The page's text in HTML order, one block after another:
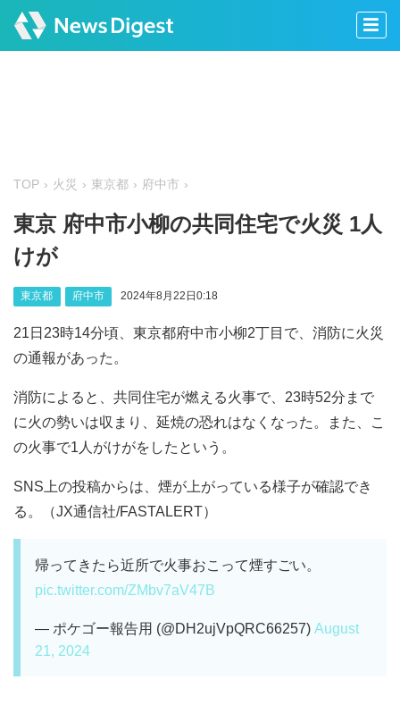
TOP 火災 東京都 府中市
東京 府中市小柳の共同住宅で火災 1人
けが
東京都 府中市 2024年8月22日0:18
21日23時14分頃、東京都府中市小柳2丁目で、消防に火災
の通報があった。
消防によると、共同住宅が燃える火事で、23時52分まで
に火の勢いは収まり、延焼の恐れはなくなった。また、こ
の火事で1人がけがをしたという。
SNS上の投稿からは、煙が上がっている様子が確認でき
る。（JX通信社/FASTALERT）
帰ってきたら近所で火事おこって煙すごい。
pic.twitter.com/ZMbv7aV47B
— ポケゴー報告用 (@DH2ujVpQRC66257) August
21, 2024